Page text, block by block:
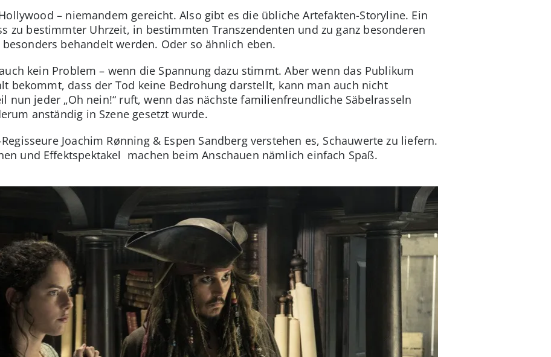
– niemandem gereicht. Also gibt es die übliche Artefakten-Storyline. Ein
zu bestimmter Uhrzeit, in bestimmten Transzendenten und zu ganz besonderen
behandelt werden. Oder so ähnlich eben.
kein Problem – wenn die Spannung dazu stimmt. Aber wenn das Publikum
bekommt, dass der Tod keine Bedrohung darstellt, kann man auch nicht
nun jeder „Oh nein!“ ruft, wenn das nächste familienfreundliche Säbelrasseln
anständig in Szene gesetzt wurde.
Joachim Rønning & Espen Sandberg verstehen es, Schauwerte zu liefern.
und Effektspektakel machen beim Anschauen nämlich einfach Spaß.